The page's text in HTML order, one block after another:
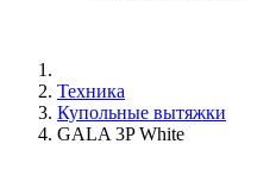
Техника
Купольные вытяжки
GALA 3P White